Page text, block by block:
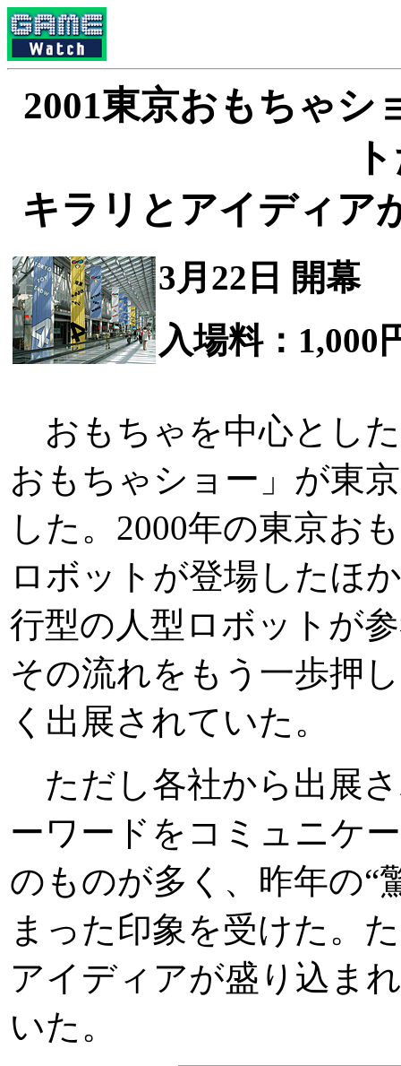
2001東京おもちゃシ
キラリとアイディア
3月22日 開幕
入場料：1,000
おもちゃを中心とし
おもちゃショー」が東
した。2000年の東京お
ロボットが登場したほ
行型の人型ロボットが
その流れをもう一歩押
く出展されていた。
ただし各社から出展
ーワードをコミュニケ
のものが多く、昨年の“
まった印象を受けた。
アイディアが盛り込ま
いた。